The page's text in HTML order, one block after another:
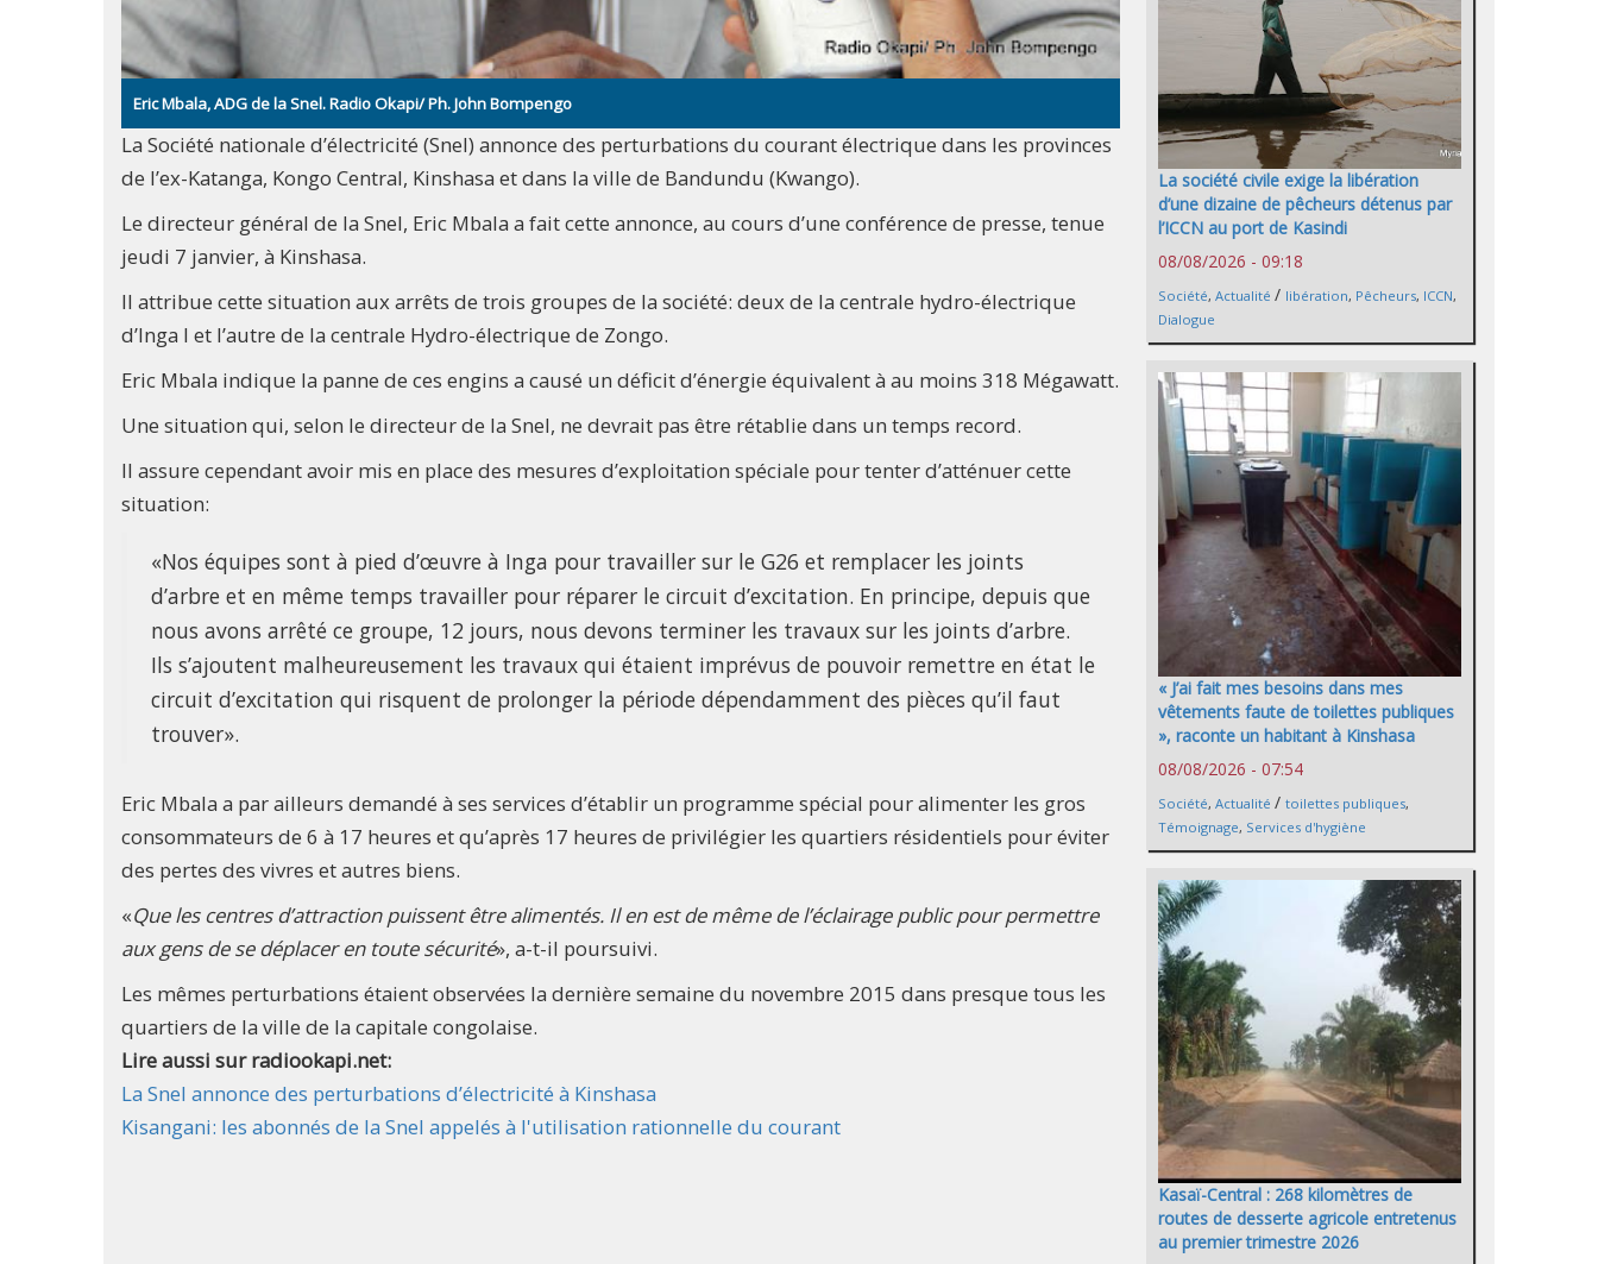
Eric Mbala, ADG de la Snel. Radio Okapi/ Ph. John Bompengo
La Société nationale d’électricité (Snel) annonce des perturbations du courant électrique dans les provinces
de l’ex-Katanga, Kongo Central, Kinshasa et dans la ville de Bandundu (Kwango).
Le directeur général de la Snel, Eric Mbala a fait cette annonce, au cours d’une conférence de presse, tenue
jeudi 7 janvier, à Kinshasa.
Il attribue cette situation aux arrêts de trois groupes de la société: deux de la centrale hydro-électrique
d’Inga I et l’autre de la centrale Hydro-électrique de Zongo.
Eric Mbala indique la panne de ces engins a causé un déficit d’énergie équivalent à au moins 318 Mégawatt.
Une situation qui, selon le directeur de la Snel, ne devrait pas être rétablie dans un temps record.
Il assure cependant avoir mis en place des mesures d’exploitation spéciale pour tenter d’atténuer cette
situation:
«Nos équipes sont à pied d’œuvre à Inga pour travailler sur le G26 et remplacer les joints
d’arbre et en même temps travailler pour réparer le circuit d’excitation. En principe, depuis que
nous avons arrêté ce groupe, 12 jours, nous devons terminer les travaux sur les joints d’arbre.
Ils s’ajoutent malheureusement les travaux qui étaient imprévus de pouvoir remettre en état le
circuit d’excitation qui risquent de prolonger la période dépendamment des pièces qu’il faut
trouver».
Eric Mbala a par ailleurs demandé à ses services d’établir un programme spécial pour alimenter les gros
consommateurs de 6 à 17 heures et qu’après 17 heures de privilégier les quartiers résidentiels pour éviter
des pertes des vivres et autres biens.
«Que les centres d’attraction puissent être alimentés. Il en est de même de l’éclairage public pour permettre
aux gens de se déplacer en toute sécurité», a-t-il poursuivi.
Les mêmes perturbations étaient observées la dernière semaine du novembre 2015 dans presque tous les
quartiers de la ville de la capitale congolaise.
Lire aussi sur radiookapi.net:
La Snel annonce des perturbations d’électricité à Kinshasa
Kisangani: les abonnés de la Snel appelés à l'utilisation rationnelle du courant
La société civile exige la libération
d’une dizaine de pêcheurs détenus par
l’ICCN au port de Kasindi
08/08/2026 - 09:18
Société, Actualité / libération, Pêcheurs, ICCN,
Dialogue
« J’ai fait mes besoins dans mes
vêtements faute de toilettes publiques
», raconte un habitant à Kinshasa
08/08/2026 - 07:54
Société, Actualité / toilettes publiques,
Témoignage, Services d'hygiène
Kasaï-Central : 268 kilomètres de
routes de desserte agricole entretenus
au premier trimestre 2026